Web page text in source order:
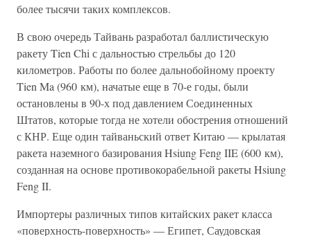
более тысячи таких комплексов.
В свою очередь Тайвань разработал баллистическую
ракету Tien Chi с дальностью стрельбы до 120
километров. Работы по более дальнобойному проекту
Tien Ma (960 км), начатые еще в 70-е годы, были
остановлены в 90-х под давлением Соединенных
Штатов, которые тогда не хотели обострения отношений
с КНР. Еще один тайваньский ответ Китаю — крылатая
ракета наземного базирования Hsiung Feng IIE (600 км),
созданная на основе противокорабельной ракеты Hsiung
Feng II.
Импортеры различных типов китайских ракет класса
«поверхность-поверхность» — Египет, Саудовская